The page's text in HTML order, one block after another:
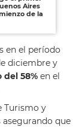
Aires
de la
en el período
diciembre y
58% en el
Turismo y
que